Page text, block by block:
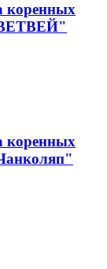
коренных
коренных